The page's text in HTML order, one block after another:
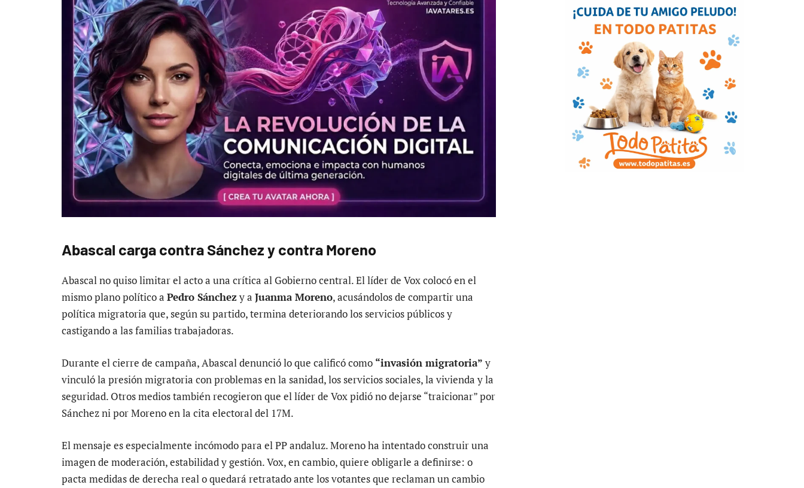
Abascal carga contra Sánchez y contra Moreno
Abascal no quiso limitar el acto a una crítica al Gobierno central. El líder de Vox colocó en el
mismo plano político a Pedro Sánchezy a Juanma Moreno, acusándolos de compartir una
política migratoria que, según su partido, termina deteriorando los servicios públicos y
castigando a las familias trabajadoras.
Durante el cierre de campaña, Abascal denunció lo que calificó como “invasión migratoria” y
vinculó la presión migratoria con problemas en la sanidad, los servicios sociales, la vivienda y la
seguridad. Otros medios también recogieron que el líder de Vox pidió no dejarse “traicionar” por
Sánchez ni por Moreno en la cita electoral del 17M.
El mensaje es especialmente incómodo para el PP andaluz. Moreno ha intentado construir una
imagen de moderación, estabilidad y gestión. Vox, en cambio, quiere obligarle a definirse: o
pacta medidas de derecha real o quedará retratado ante los votantes que reclaman un cambio